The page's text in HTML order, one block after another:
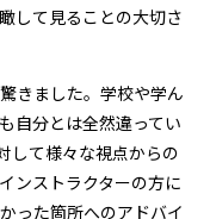
して見ることの大切さ
きました。学校や学ん
自分とは全然違ってい
して様々な視点からの
ンストラクターの方に
った箇所へのアドバイ